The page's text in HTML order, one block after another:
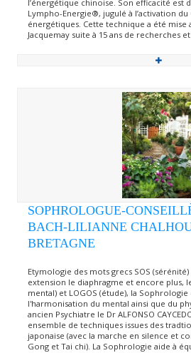
l’énergétique chinoise. Son efficacité est
Lympho-Energie®, jugulé à l’activation
énergétiques. Cette technique a été
Jacquemay suite à 15 ans de recherches
SOPHROLOGUE-
BACH-LILIANNE
BRETAGNE
Etymologie des mots grecs SOS (sérénité)
extension le diaphragme et encore plus,
mental) et LOGOS (étude), la
l'harmonisation du mental ainsi que du
ancien Psychiatre le Dr ALFONSO
ensemble de techniques issues des
japonaise (avec la marche en silence et
Gong et Tai chi). La Sophrologie aide à